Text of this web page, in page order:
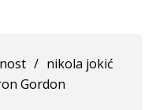
/ nikola jokić
Gordon